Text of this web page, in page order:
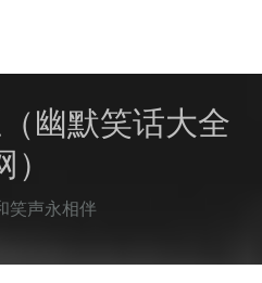
幽默笑话大全
）
笑声永相伴